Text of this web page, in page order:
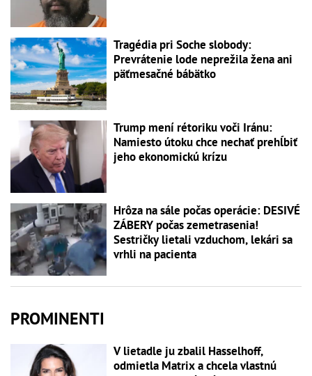
Tragédia pri Soche slobody:
Prevrátenie lode neprežila žena ani
päťmesačné bábätko
Trump mení rétoriku voči Iránu:
Namiesto útoku chce nechať prehĺbiť
jeho ekonomickú krízu
Hrôza na sále počas operácie: DESIVÉ
ZÁBERY počas zemetrasenia!
Sestričky lietali vzduchom, lekári sa
vrhli na pacienta
PROMINENTI
V lietadle ju zbalil Hasselhoff,
odmietla Matrix a chcela vlastnú